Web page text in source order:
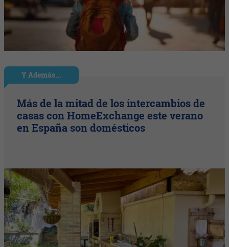
Y Además...
Más de la mitad de los intercambios de
casas con HomeExchange este verano
en España son domésticos